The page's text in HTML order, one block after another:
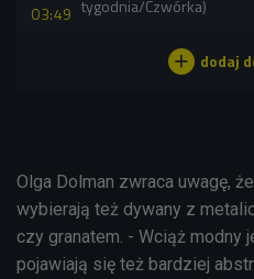
03:49 tygodnia/Czwórka)
Olga Dolman zwraca uwagę,
wybierają też dywany z
czy granatem. - Wciąż modny
pojawiają się też bardziej